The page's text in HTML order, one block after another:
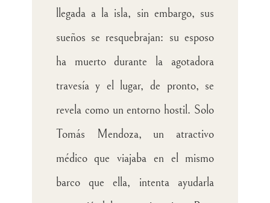
llegada a la isla, sin embargo, sus
sueños se resquebrajan: su esposo
ha muerto durante la agotadora
travesía y el lugar, de pronto, se
revela como un entorno hostil. Solo
Tomás Mendoza, un atractivo
médico que viajaba en el mismo
barco que ella, intenta ayudarla